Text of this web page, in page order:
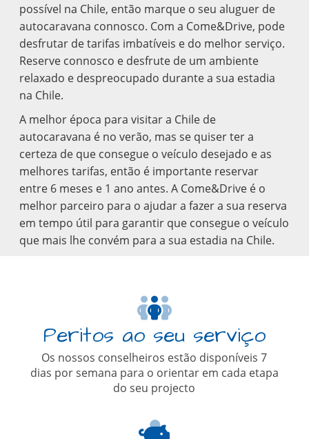
possível na Chile, então marque o seu aluguer de
autocaravana connosco. Com a Come&Drive, pode
desfrutar de tarifas imbatíveis e do melhor serviço.
Reserve connosco e desfrute de um ambiente
relaxado e despreocupado durante a sua estadia
na Chile.
A melhor época para visitar a Chile de
autocaravana é no verão, mas se quiser ter a
certeza de que consegue o veículo desejado e as
melhores tarifas, então é importante reservar
entre 6 meses e 1 ano antes. A Come&Drive é o
melhor parceiro para o ajudar a fazer a sua reserva
em tempo útil para garantir que consegue o veículo
que mais lhe convém para a sua estadia na Chile.
Peritos ao seu serviço
Os nossos conselheiros estão disponíveis 7
dias por semana para o orientar em cada etapa
do seu projecto